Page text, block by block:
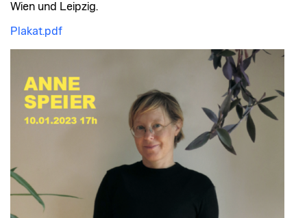
Wien und Leipzig.
Plakat.pdf